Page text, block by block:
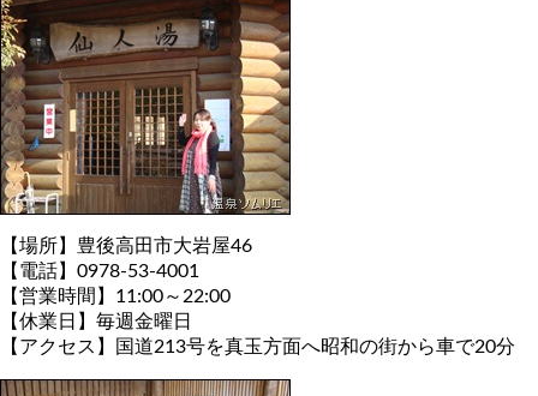
【場所】豊後高田市大岩屋46
【電話】0978-53-4001
【営業時間】11:00～22:00
【休業日】毎週金曜日
【アクセス】国道213号を真玉方面へ昭和の街から車で20分